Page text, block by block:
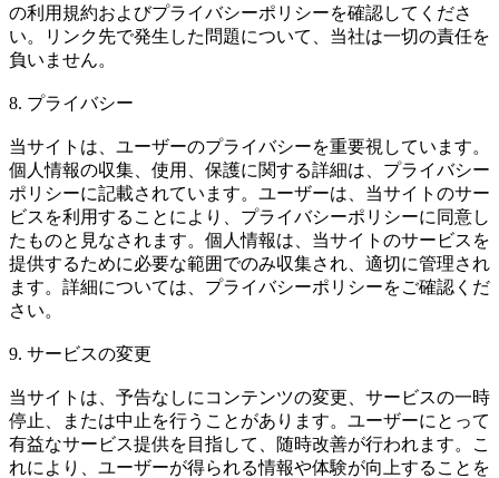
の利用規約およびプライバシーポリシーを確認してくださ
い。リンク先で発生した問題について、当社は一切の責任を
負いません。
8. プライバシー
当サイトは、ユーザーのプライバシーを重要視しています。
個人情報の収集、使用、保護に関する詳細は、プライバシー
ポリシーに記載されています。ユーザーは、当サイトのサー
ビスを利用することにより、プライバシーポリシーに同意し
たものと見なされます。個人情報は、当サイトのサービスを
提供するために必要な範囲でのみ収集され、適切に管理され
ます。詳細については、プライバシーポリシーをご確認くだ
さい。
9. サービスの変更
当サイトは、予告なしにコンテンツの変更、サービスの一時
停止、または中止を行うことがあります。ユーザーにとって
有益なサービス提供を目指して、随時改善が行われます。こ
れにより、ユーザーが得られる情報や体験が向上することを